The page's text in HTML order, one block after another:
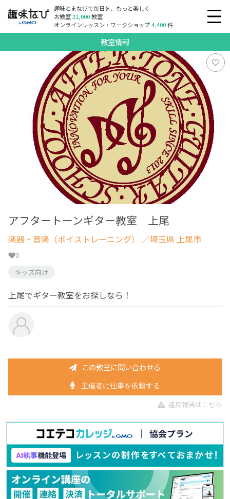
趣味とまなびで毎日を、もっと楽しく
お教室21,000教室
オンラインレッスン・ワークショップ4,400件
教室情報
アフタートーンギター教室 上尾
楽器・音楽（ボイストレーニング） ／埼玉県 上尾市
0
キッズ向け
上尾でギター教室をお探しなら！
この教室に問い合わせる
主催者に仕事を依頼する
違反報告はこちら